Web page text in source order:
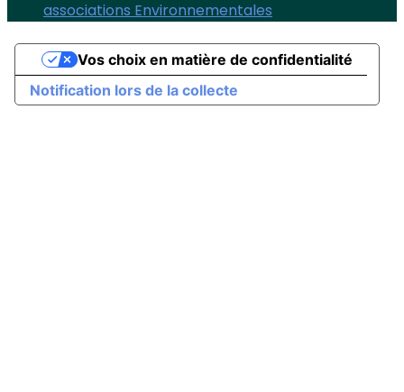
associations Environnementales
Notification lors de la collecte
Vos choix en matière de confidentialité